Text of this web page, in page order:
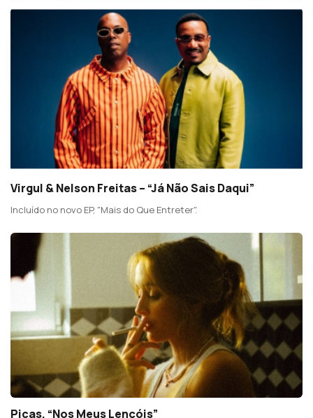
Virgul & Nelson Freitas – “Já Não Sais Daqui”
Incluído no novo EP, "Mais do Que Entreter".
Picas, “Nos Meus Lençóis”